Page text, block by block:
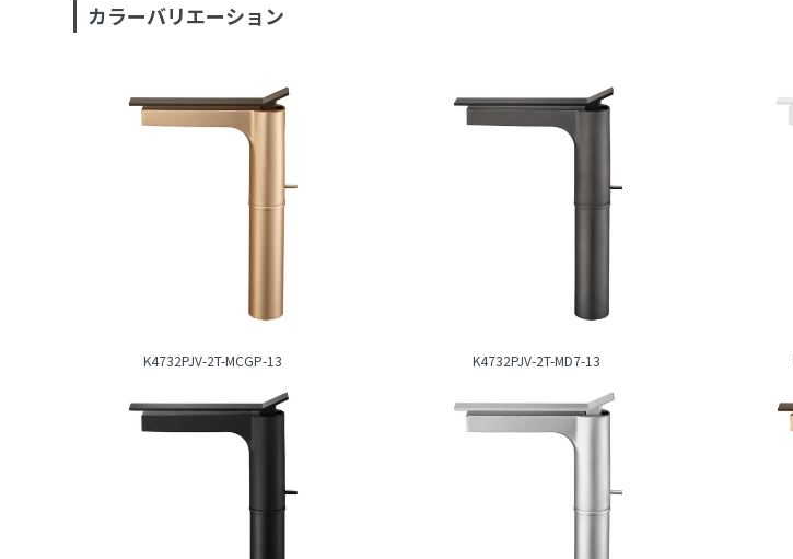
カラーバリエーション
K4732PJV-2T-MCGP-13 K4732PJV-2T-MD7-13